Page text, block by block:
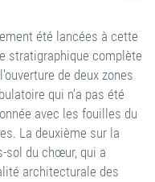
été lancées à cette
stratigraphique complète
de deux zones
qui n'a pas été
avec les fouilles du
La deuxième sur la
sol du chœur, qui a
architecturale des